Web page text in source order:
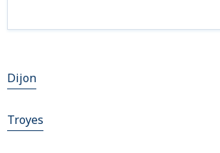
Dijon
Troyes